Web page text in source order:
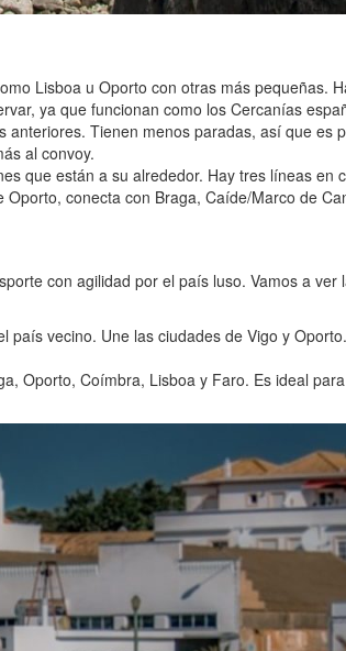
Lisboa u Oporto con otras más pequeñas.
ya que funcionan como los Cercanías
anteriores. Tienen menos paradas, así que es
al convoy.
que están a su alrededor. Hay tres líneas en
conecta con Braga, Caíde/Marco de
con agilidad por el país luso. Vamos a
país vecino. Une las ciudades de Vigo y
Oporto, Coímbra, Lisboa y Faro. Es ideal para